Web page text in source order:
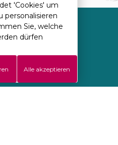
Koredge
'Cookies' um
personalisieren
Sie, welche
dürfen
Alle akzeptieren